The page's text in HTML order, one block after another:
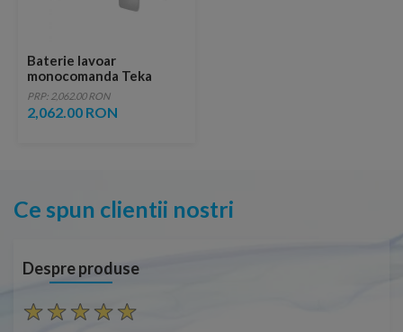
Baterie lavoar
monocomanda Teka
Formentera incastrata
PRP: 2,062.00 RON
2,062.00 RON
Ce spun clientii nostri
Despre produse